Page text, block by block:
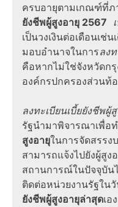
ครบอายุตามเกณฑ์ที่ภ
ยังชีพผู้สูงอายุ 2567
เป็นวงเงินต่อเดือนเช่น
มอบอำนาจในการลง
คือหากไม่ใช่จังหวัดก
องค์กรปกครองส่วนท้
ลงทะเบียนเบี้ยยังชีพผู้
รัฐนำมาพิจารณาเพื่อ
สูงอายุในการจัดสรร
สามารถแจ้งไปยังผู้สู
สถานการณ์ในปัจจุบัน
ติดต่อหน่วยงานรัฐใน
ยังชีพผู้สูงอายุล่าสุดเอ